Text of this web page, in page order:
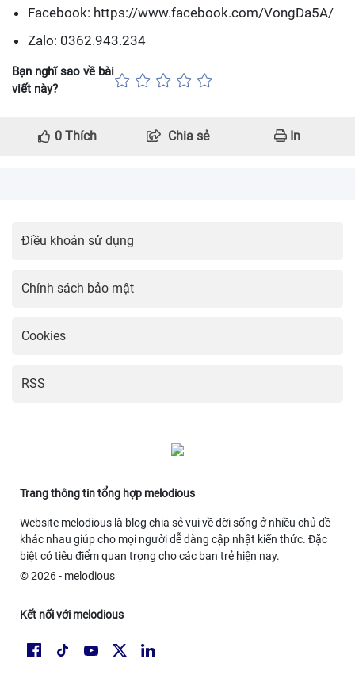
Facebook: https://www.facebook.com/VongDa5A/
Zalo: 0362.943.234
Bạn nghĩ sao về bài
viết này?
0 Thích Chia sẻ In
Điều khoản sử dụng
Chính sách bảo mật
Cookies
RSS
Trang thông tin tổng hợp melodious
Website melodious là blog chia sẻ vui về đời sống ở nhiều chủ đề
khác nhau giúp cho mọi người dễ dàng cập nhật kiến thức. Đặc
biệt có tiêu điểm quan trọng cho các bạn trẻ hiện nay.
© 2026 - melodious
Kết nối với melodious